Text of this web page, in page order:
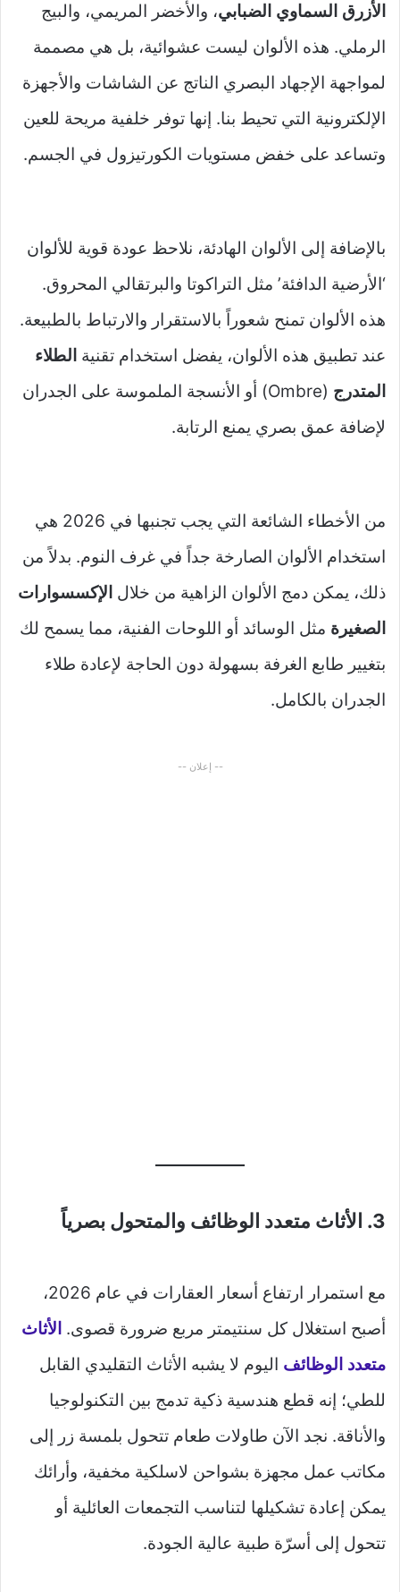
الأزرق السماوي الضبابي، والأخضر المريمي، والبيج
الرملي. هذه الألوان ليست عشوائية، بل هي مصممة
لمواجهة الإجهاد البصري الناتج عن الشاشات والأجهزة
الإلكترونية التي تحيط بنا. إنها توفر خلفية مريحة للعين
وتساعد على خفض مستويات الكورتيزول في الجسم.
بالإضافة إلى الألوان الهادئة، نلاحظ عودة قوية للألوان
‘الأرضية الدافئة’ مثل التراكوتا والبرتقالي المحروق.
هذه الألوان تمنح شعوراً بالاستقرار والارتباط بالطبيعة.
عند تطبيق هذه الألوان، يفضل استخدام تقنية الطلاء
المتدرج
(Ombre) أو الأنسجة الملموسة على الجدران
لإضافة عمق بصري يمنع الرتابة.
من الأخطاء الشائعة التي يجب تجنبها في 2026 هي
استخدام الألوان الصارخة جداً في غرف النوم. بدلاً من
ذلك، يمكن دمج الألوان الزاهية من خلال الإكسسوارات
الصغيرة مثل الوسائد أو اللوحات الفنية، مما يسمح لك
بتغيير طابع الغرفة بسهولة دون الحاجة لإعادة طلاء
الجدران بالكامل.
-- إعلان --
3. الأثاث متعدد الوظائف والمتحول بصرياً
مع استمرار ارتفاع أسعار العقارات في عام 2026،
أصبح استغلال كل سنتيمتر مربع ضرورة قصوى. الأثاث
متعدد الوظائف اليوم لا يشبه الأثاث التقليدي القابل
للطي؛ إنه قطع هندسية ذكية تدمج بين التكنولوجيا
والأناقة. نجد الآن طاولات طعام تتحول بلمسة زر إلى
مكاتب عمل مجهزة بشواحن لاسلكية مخفية، وأرائك
يمكن إعادة تشكيلها لتناسب التجمعات العائلية أو
تتحول إلى أسرّة طبية عالية الجودة.